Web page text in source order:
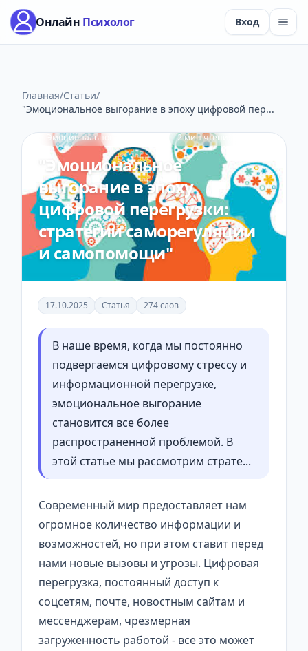
Онлайн Психолог Вход
Главная/Статьи/
"Эмоциональное выгорание в эпоху цифровой пер...
Эмоциональное выгорание 2 мин чтения
"Эмоциональное
выгорание в эпоху
цифровой перегрузки:
стратегии саморегуляции
и самопомощи"
17.10.2025 Статья 274 слов
В наше время, когда мы постоянно
подвергаемся цифровому стрессу и
информационной перегрузке,
эмоциональное выгорание
становится все более
распространенной проблемой. В
этой статье мы рассмотрим страте...
Современный мир предоставляет нам
огромное количество информации и
возможностей, но при этом ставит перед
нами новые вызовы и угрозы. Цифровая
перегрузка, постоянный доступ к
соцсетям, почте, новостным сайтам и
мессенджерам, чрезмерная
загруженность работой - все это может